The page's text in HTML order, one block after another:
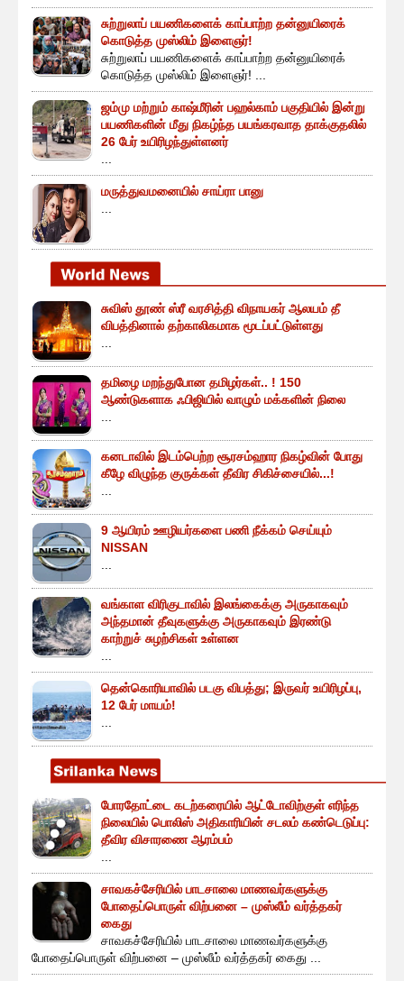
சுற்றுலாப் பயணிகளைக் காப்பாற்ற தன்னுயிரைக்
கொடுத்த முஸ்லிம் இளைஞர்!
சுற்றுலாப் பயணிகளைக் காப்பாற்ற தன்னுயிரைக்
கொடுத்த முஸ்லிம் இளைஞர்! ...
ஜம்மு மற்றும் காஷ்மீரின் பஹல்காம் பகுதியில் இன்று
பயணிகளின் மீது நிகழ்ந்த பயங்கரவாத தாக்குதலில்
26 பேர் உயிரிழந்துள்ளனர்
...
மருத்துவமனையில் சாய்ரா பானு
...
சுவிஸ் தூண் ஸ்ரீ வரசித்தி விநாயகர் ஆலயம் தீ
விபத்தினால் தற்காலிகமாக மூடப்பட்டுள்ளது
...
தமிழை மறந்துபோன தமிழர்கள்.. ! 150
ஆண்டுகளாக ஃபிஜியில் வாழும் மக்களின் நிலை
...
கனடாவில் இடம்பெற்ற சூரசம்ஹார நிகழ்வின் போது
கீழே விழுந்த குருக்கள் தீவிர சிகிச்சையில்...!
...
9 ஆயிரம் ஊழியர்களை பணி நீக்கம் செய்யும்
NISSAN
...
வங்காள விரிகுடாவில் இலங்கைக்கு அருகாகவும்
அந்தமான் தீவுகளுக்கு அருகாகவும் இரண்டு
காற்றுச் சுழற்சிகள் உள்ளன
...
தென்கொரியாவில் படகு விபத்து; இருவர் உயிரிழப்பு,
12 பேர் மாயம்!
...
போரதோட்டை கடற்கரையில் ஆட்டோவிற்குள் எரிந்த
நிலையில் பொலிஸ் அதிகாரியின் சடலம் கண்டெடுப்பு:
தீவிர விசாரணை ஆரம்பம்
...
சாவகச்சேரியில் பாடசாலை மாணவர்களுக்கு
போதைப்பொருள் விற்பனை – முஸ்லீம் வர்த்தகர்
கைது
சாவகச்சேரியில் பாடசாலை மாணவர்களுக்கு
போதைப்பொருள் விற்பனை – முஸ்லீம் வர்த்தகர் கைது ...